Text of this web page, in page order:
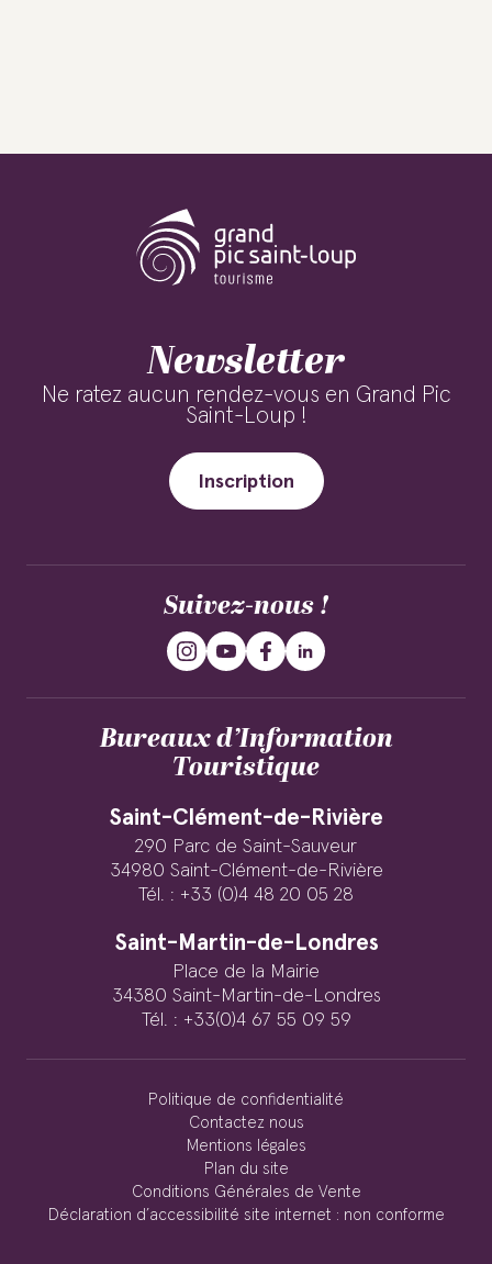
Newsletter
Ne ratez aucun rendez-vous en Grand Pic
Saint-Loup !
Inscription
Suivez-nous !
Bureaux d’Information
Touristique
Saint-Clément-de-Rivière
290 Parc de Saint-Sauveur
34980 Saint-Clément-de-Rivière
Tél. : +33 (0)4 48 20 05 28
Saint-Martin-de-Londres
Place de la Mairie
34380 Saint-Martin-de-Londres
Tél. : +33(0)4 67 55 09 59
Politique de confidentialité
Contactez nous
Mentions légales
Plan du site
Conditions Générales de Vente
Déclaration d’accessibilité site internet : non conforme